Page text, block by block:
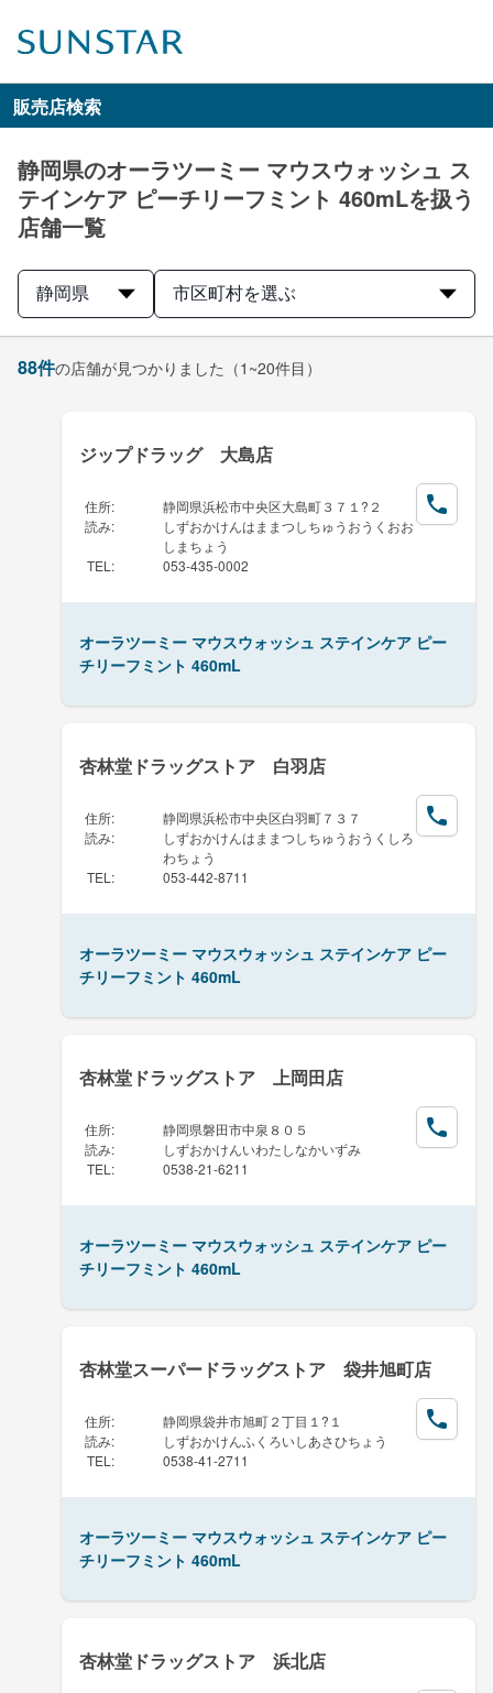
販売店検索
静岡県のオーラツーミー マウスウォッシュ ス
テインケア ピーチリーフミント 460mLを扱う
店舗一覧
静岡県 市区町村を選ぶ
88件の店舗が見つかりました （1~20件目）
ジップドラッグ 大島店
住所:
静岡県浜松市中央区大島町３７１?２
読み:
しずおかけんはままつしちゅうおうくおお
しまちょう
TEL : 053-435-0002
オーラツーミー マウスウォッシュ ステインケア ピー
チリーフミント 460mL
杏林堂ドラッグストア 白羽店
住所:
静岡県浜松市中央区白羽町７３７
読み:
しずおかけんはままつしちゅうおうくしろ
わちょう
TEL : 053-442-8711
オーラツーミー マウスウォッシュ ステインケア ピー
チリーフミント 460mL
杏林堂ドラッグストア 上岡田店
住所:
静岡県磐田市中泉８０５
読み:
しずおかけんいわたしなかいずみ
TEL : 0538-21-6211
オーラツーミー マウスウォッシュ ステインケア ピー
チリーフミント 460mL
杏林堂スーパードラッグストア 袋井旭町店
住所:
静岡県袋井市旭町２丁目１?１
読み:
しずおかけんふくろいしあさひちょう
TEL : 0538-41-2711
オーラツーミー マウスウォッシュ ステインケア ピー
チリーフミント 460mL
杏林堂ドラッグストア 浜北店